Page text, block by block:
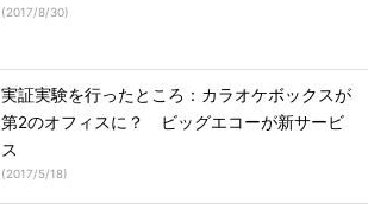
(2017/8/30)
実証実験を行ったところ：カラオケボックスが
第2のオフィスに？ ビッグエコーが新サービ
ス
(2017/5/18)